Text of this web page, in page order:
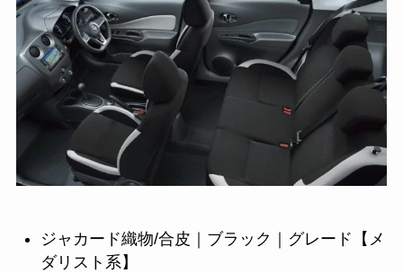
ジャカード織物/合皮｜ブラック｜グレード【メ
ダリスト系】